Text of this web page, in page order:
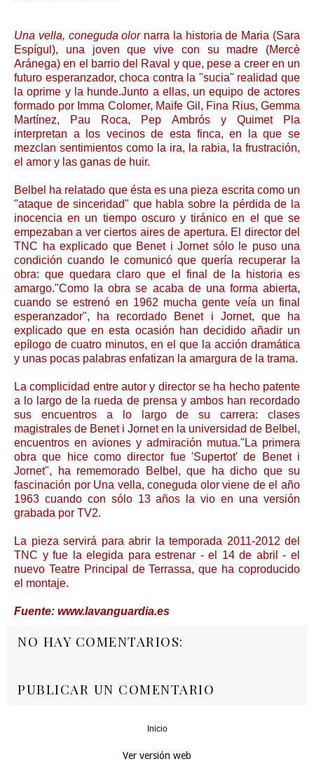
Una vella, coneguda olornarra la historia de Maria (Sara
Espígul), una joven que vive con su madre (Mercè
Aránega) en el barrio del Raval y que, pese a creer en un
futuro esperanzador, choca contra la "sucia" realidad que
la oprime y la hunde.Junto a ellas, un equipo de actores
formado por Imma Colomer, Maife Gil, Fina Rius, Gemma
Martínez, Pau Roca, Pep Ambrós y Quimet Pla
interpretan a los vecinos de esta finca, en la que se
mezclan sentimientos como la ira, la rabia, la frustración,
el amor y las ganas de huir.
Belbel ha relatado que ésta es una pieza escrita como un
"ataque de sinceridad" que habla sobre la pérdida de la
inocencia en un tiempo oscuro y tiránico en el que se
empezaban a ver ciertos aires de apertura. El director del
TNC ha explicado que Benet i Jornet sólo le puso una
condición cuando le comunicó que quería recuperar la
obra: que quedara claro que el final de la historia es
amargo."Como la obra se acaba de una forma abierta,
cuando se estrenó en 1962 mucha gente veía un final
esperanzador", ha recordado Benet i Jornet, que ha
explicado que en esta ocasión han decidido añadir un
epílogo de cuatro minutos, en el que la acción dramática
y unas pocas palabras enfatizan la amargura de la trama.
La complicidad entre autor y director se ha hecho patente
a lo largo de la rueda de prensa y ambos han recordado
sus encuentros a lo largo de su carrera: clases
magistrales de Benet i Jornet en la universidad de Belbel,
encuentros en aviones y admiración mutua."La primera
obra que hice como director fue 'Supertot' de Benet i
Jornet", ha rememorado Belbel, que ha dicho que su
fascinación por Una vella, coneguda olor viene de el año
1963 cuando con sólo 13 años la vio en una versión
grabada por TV2.
La pieza servirá para abrir la temporada 2011-2012 del
TNC y fue la elegida para estrenar - el 14 de abril - el
nuevo Teatre Principal de Terrassa, que ha coproducido
el montaje.
Fuente: www.lavanguardia.es
NO HAY COMENTARIOS:
PUBLICAR UN COMENTARIO
Inicio
Ver versión web